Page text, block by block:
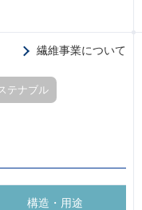
繊維事業について
テナブル
構造・用途